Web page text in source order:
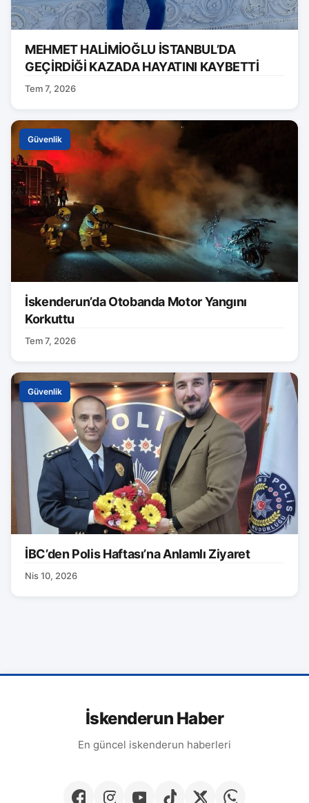
MEHMET HALİMİOĞLU İSTANBUL’DA
GEÇİRDİĞİ KAZADA HAYATINI KAYBETTİ
Tem 7, 2026
Güvenlik
İskenderun’da Otobanda Motor Yangını
Korkuttu
Tem 7, 2026
Güvenlik
İBC’den Polis Haftası’na Anlamlı Ziyaret
Nis 10, 2026
İskenderun Haber
En güncel iskenderun haberleri